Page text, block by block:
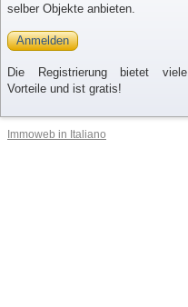
selber Objekte anbieten.
Anmelden
Die Registrierung bietet viele
Vorteile und ist gratis!
Immoweb in Italiano